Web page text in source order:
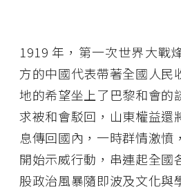
1919 年，第一次世界大戰
方的中國代表帶著全國人民
地的希望坐上了巴黎和會的
求被和會駁回，山東權益還
息傳回國內，一時群情激憤
開始示威行動，串連起全國
股政治風暴隨即波及文化與